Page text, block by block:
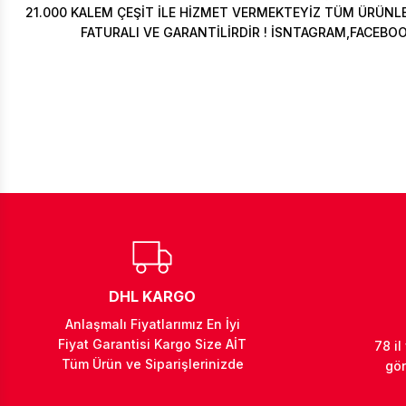
21.000 KALEM ÇEŞİT İLE HİZMET VERMEKTEYİZ TÜM
FATURALI VE GARANTİLİRDİR !
DHL KARGO
Anlaşmalı Fiyatlarımız En İyi
Fiyat Garantisi Kargo Size AİT
Tüm Ürün ve Siparişlerinizde
78 il